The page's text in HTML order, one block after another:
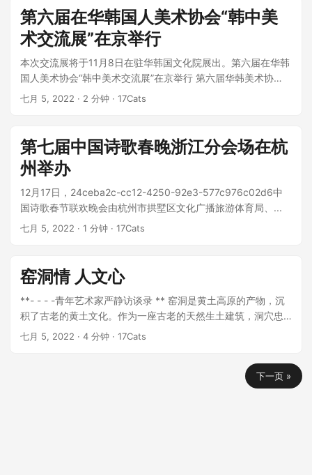
第六届在华韩国人美术协会“韩中美
术交流展”在京举行
本次交流展将于11月8日在驻华韩国文化院展出。第六届在华韩
国人美术协会“韩中美术交流展”在京举行 第六届华韩美术协
会"韩中艺术交流展...
七月 5, 2022 · 2 分钟 · 17Cats
第七届中国诗歌春晚浙江分会场在杭
州举办
12月17日，24ceba2c-cc12-4250-92e3-577c976c02d6中
国诗歌春节联欢晚会由杭州市拱墅区文化广播旅游体育局、...
七月 5, 2022 · 1 分钟 · 17Cats
窑洞情 人文心
**- - - -青年艺术家严静访谈录 ** 窑洞是黄土高原的产物，沉
积了古老的黄土文化。作为一座古老的天然生土建筑，洞穴忠
实地记录了中国北方人民最真实的生...
七月 5, 2022 · 4 分钟 · 17Cats
下一页 »